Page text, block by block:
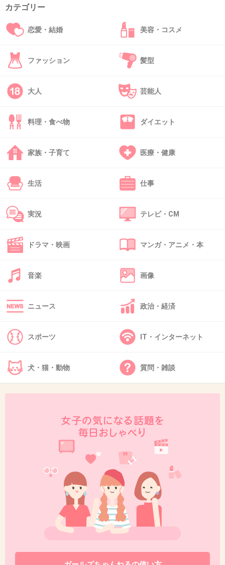
関係持ってるだろうね
安藤は相当な男好きで尻軽だから
あんな顔でもねだられると男は拒まないのかも
ね
高橋大輔、イメージ下がりすぎ
+111
３０＞＞悪意あるｗｗ
+101
33. 匿名
30
おいおい…
+64
ゲイだよね？(^-^;
35. 匿名2013/07/12(金) 15:51:10
それとも全く意識してないからこんなにベタベ
+60
2013/07/12(金) 15:51:41
安藤美姫が妊娠中に高橋大輔とかと顔合わせる
機会があったような気がするんだけど。勘違い
カテゴリー
恋愛・結婚 美容・コスメ
ファッション 髪型
大人 芸能人
料理・食べ物 ダイエット
家族・子育て 医療・健康
生活 仕事
実況 テレビ・CM
ドラマ・映画 マンガ・アニメ・本
音楽 画像
ニュース 政治・経済
スポーツ IT・インターネット
犬・猫・動物 質問・雑談